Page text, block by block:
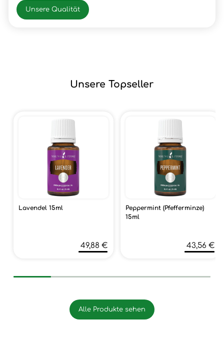
Unsere Qualität
Unsere Topseller
Lavendel 15ml
49,88 €
Peppermint (Pfefferminze)
15ml
43,56 €
Alle Produkte sehen